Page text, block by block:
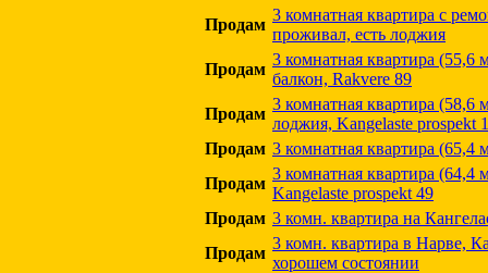
Продам
3 комнатная квартира с
проживал, есть лоджия
Продам
3 комнатная квартира (55,6
балкон, Rakvere 89
Продам
3 комнатная квартира (58,6
лоджия, Kangelaste prospekt
Продам 3 комнатная квартира (65,4
Продам
3 комнатная квартира (64,4
Kangelaste prospekt 49
Продам 3 комн. квартира на
Продам
3 комн. квартира в Нарве,
хорошем состоянии